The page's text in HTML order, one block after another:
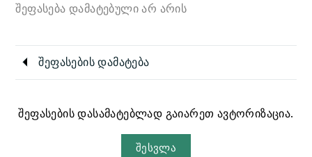
შეფასება დამატებული არ არის
შეფასების დამატება
შეფასების დასამატებლად გაიარეთ ავტორიზაცია.
შესვლა